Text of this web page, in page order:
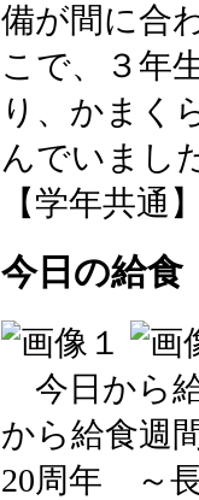
備が間に合
こで、３年
り、かまく
んでいまし
【学年共通
今日の給食
今日から
から給食週
20周年 ～